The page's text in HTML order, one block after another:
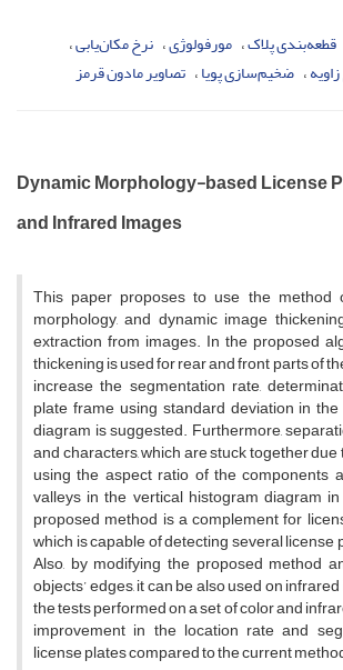
قطعه‌بندی پلاک مورفولوژی نرخ مکان‌یابی
ضخیم‌سازی پویا تصاویر مادون قرمز
Dynamic Morphology-based License
and Infrared Images
This paper proposes to use the method
morphology, and dynamic image
extraction from images. In the proposed
thickening is used for rear and front parts of
increase the segmentation rate,
plate frame using standard deviation in
diagram is suggested. Furthermore,
and characters, which are stuck together due
using the aspect ratio of the components
valleys in the vertical histogram diagram
proposed method is a complement for
which is capable of detecting several license
Also, by modifying the proposed method
objects’ edges, it can be also used on
the tests performed on a set of color and
improvement in the location rate and
license plates compared to the current